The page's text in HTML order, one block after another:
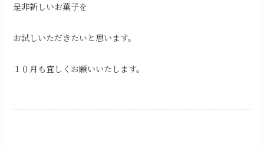
是非新しいお菓子を
お試しいただきたいと思います。
１０月も宜しくお願いいたします。